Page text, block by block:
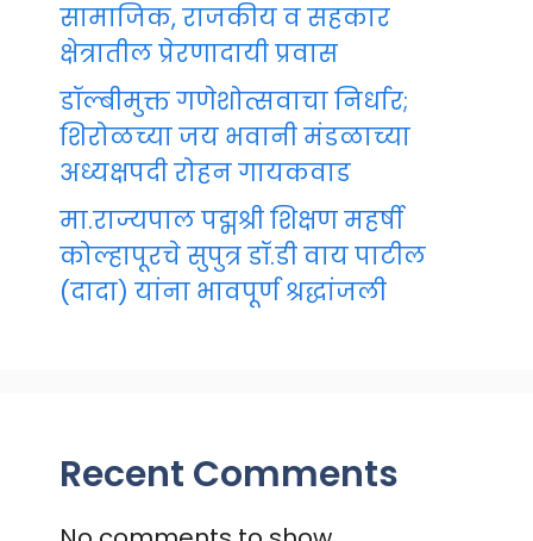
सामाजिक, राजकीय व सहकार
क्षेत्रातील प्रेरणादायी प्रवास
डॉल्बीमुक्त गणेशोत्सवाचा निर्धार;
शिरोळच्या जय भवानी मंडळाच्या
अध्यक्षपदी रोहन गायकवाड
मा.राज्यपाल पद्मश्री शिक्षण महर्षी
कोल्हापूरचे सुपुत्र डॉ.डी वाय पाटील
(दादा) यांना भावपूर्ण श्रद्धांजली
Recent Comments